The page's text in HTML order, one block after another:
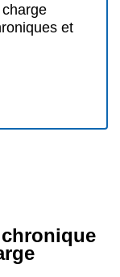
d’Amiens
avec
à